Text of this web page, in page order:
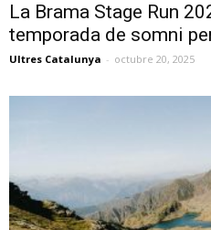
La Brama Stage Run
temporada de somni
Ultres Catalunya - octubre 20, 2025